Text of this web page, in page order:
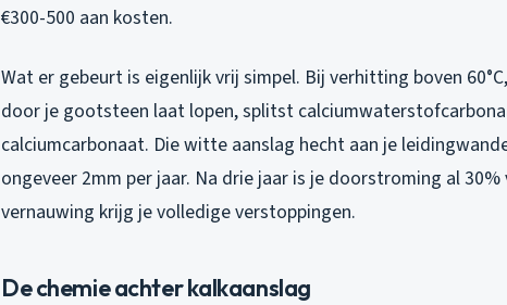
€300-500 aan kosten.
Wat er gebeurt is eigenlijk vrij simpel. Bij verhitting boven
door je gootsteen laat lopen, splitst
calciumcarbonaat. Die witte aanslag hecht aan je
ongeveer 2mm per jaar. Na drie jaar is je doorstroming al
vernauwing krijg je volledige verstoppingen.
De chemie achter kalkaanslag